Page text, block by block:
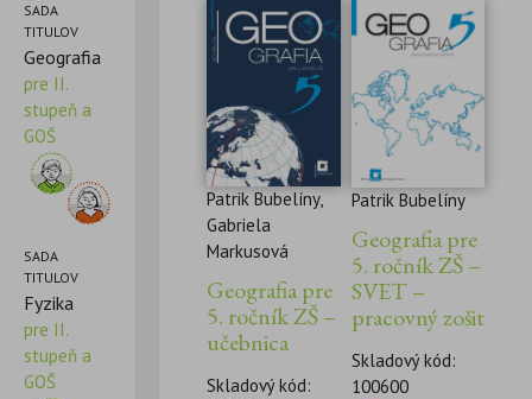
SADA
TITULOV
Geografia
pre II.
stupeň a
GOŠ
SADA
TITULOV
Fyzika
pre II.
stupeň a
GOŠ
Patrik Bubelíny,
Gabriela
Markusová
Geografia pre
5. ročník ZŠ –
učebnica
Skladový kód:
Patrik Bubelíny
Geografia pre
5. ročník ZŠ –
SVET –
pracovný zošit
Skladový kód:
100600